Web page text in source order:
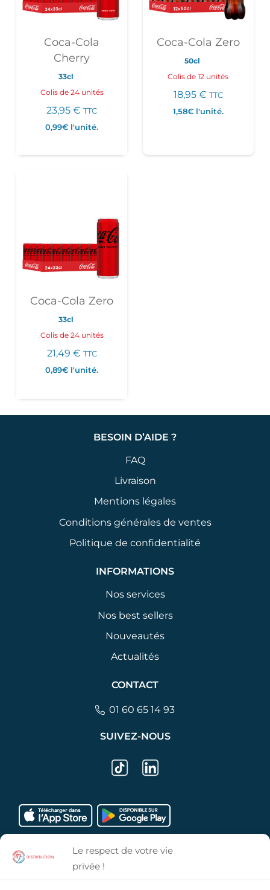
Le respect de votre vie
privée !
Coca-Cola
Cherry
33cl
Colis de 24 unités
23,95€ TTC
0,99€ l'unité.
Coca-Cola Zero
50cl
Colis de 12 unités
18,95 € TTC
1,58€l'unité.
Coca-Cola Zero
33cl
Colis de 24 unités
21,49 € TTC
0,89€ l'unité.
BESOIN D’AIDE ?
FAQ
Livraison
Mentions légales
Conditions générales de ventes
Politique de confidentialité
INFORMATIONS
Nos services
Nos best sellers
Nouveautés
Actualités
CONTACT
01 60 65 14 93
SUIVEZ-NOUS